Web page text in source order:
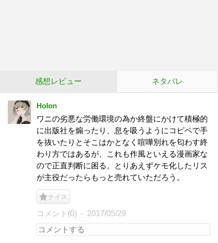
感想レビュー ネタバレ
Holon
ワニの劣悪な労働環境の為か終盤にかけて積極的
に出版社を煽ったり、息を吸うようにコピペで手
を抜いたりとそこはかとなく喧嘩別れを匂わす終
わり方ではあるが、これも作風といえる漫画家な
ので正直判断に困る。とりあえずケモ化したリス
が主役だったらもっと売れていただろう。
ナイス
コメント(0) 2017/05/29